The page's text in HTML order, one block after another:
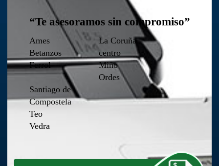
“Te asesoramos sin compromiso”
Ames
Betanzos
Ferrol
La Coruña
centro
Miño
Ordes
Santiago de
Compostela
Teo
Vedra